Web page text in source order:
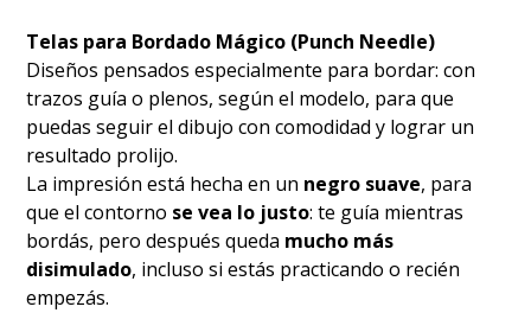
Telas para Bordado Mágico (Punch Needle)
Diseños pensados especialmente para bordar: con
trazos guía o plenos, según el modelo, para que
puedas seguir el dibujo con comodidad y lograr un
resultado prolijo.
La impresión está hecha en un negro suave, para
que el contorno se vea lo justo: te guía mientras
bordás, pero después queda mucho más
disimulado, incluso si estás practicando o recién
empezás.